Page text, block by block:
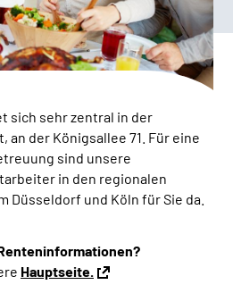
(DGS)
sich sehr zentral in der
an der Königsallee 71. Für eine
sind unsere
in den regionalen
Düsseldorf und Köln für Sie da.
Hauptseite.